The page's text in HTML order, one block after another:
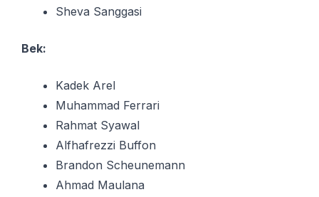
Sheva Sanggasi
Bek:
Kadek Arel
Muhammad Ferrari
Rahmat Syawal
Alfhafrezzi Buffon
Brandon Scheunemann
Ahmad Maulana